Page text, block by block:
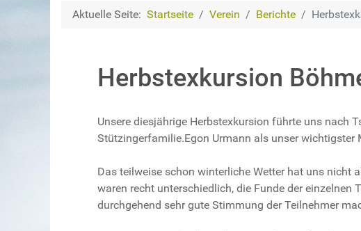
Aktuelle Seite: Startseite Verein Berichte
Herbstexkursion
Unsere diesjährige Herbstexkursion führte uns nach
Stützingerfamilie.Egon Urmann als unser wichtigster
Das teilweise schon winterliche Wetter hat uns nicht
waren recht unterschiedlich, die Funde der
durchgehend sehr gute Stimmung der Teilnehmer